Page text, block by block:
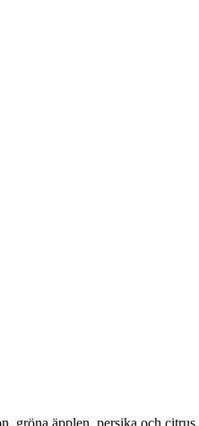
gröna äpplen, persika och citrus.